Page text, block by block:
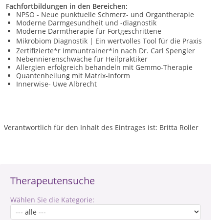
Therapeutensuche
Wählen Sie die Kategorie:
Fachfortbildungen in den Bereichen:
NPSO - Neue punktuelle Schmerz- und Organtherapie
Moderne Darmgesundheit und -diagnostik
Moderne Darmtherapie für Fortgeschrittene
Mikrobiom Diagnostik | Ein wertvolles Tool für die Praxis
Zertifizierte*r Immuntrainer*in nach Dr. Carl Spengler
Nebennierenschwäche für Heilpraktiker
Allergien erfolgreich behandeln mit Gemmo-Therapie
Quantenheilung mit Matrix-Inform
Innerwise- Uwe Albrecht
Verantwortlich für den Inhalt des Eintrages ist: Britta Roller